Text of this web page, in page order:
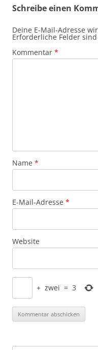
Schreibe einen
Deine E-Mail-Adresse
Erforderliche Felder
Kommentar *
Name *
E-Mail-Adresse *
Website
+ zwei = 3